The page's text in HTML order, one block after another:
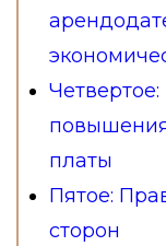
платы
Пятое:
сторон